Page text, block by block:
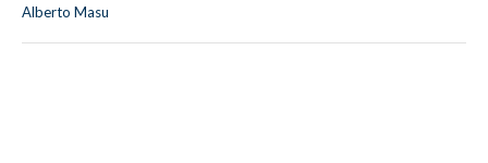
Alberto Masu